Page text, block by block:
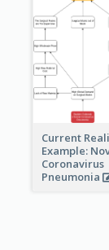
Current
Example:
Coronavirus
Pneumonia